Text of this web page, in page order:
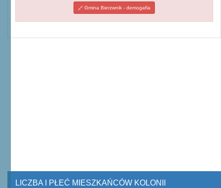
Gmina Bierzwnik - demogafia
LICZBA I PŁEĆ MIESZKAŃCÓW KOLONII